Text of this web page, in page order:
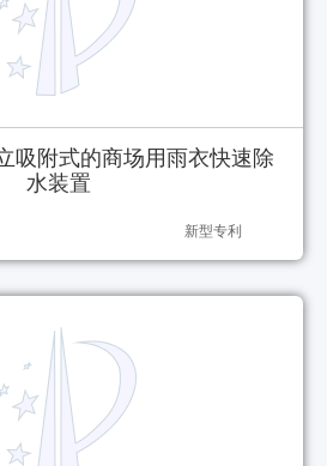
吸附式的商场用雨衣快速除
水装置
新型专利